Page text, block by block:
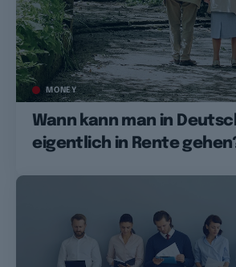
MONEY
Wann kann man in
eigentlich in Rente